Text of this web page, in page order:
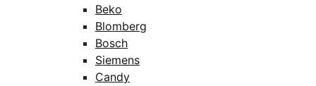
Beko
Blomberg
Bosch
Siemens
Candy